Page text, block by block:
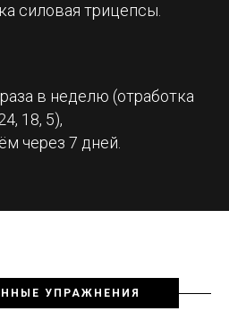
силовая трицепсы.
в неделю (отработка
18, 5),
через 7 дней.
УПРАЖНЕНИЯ